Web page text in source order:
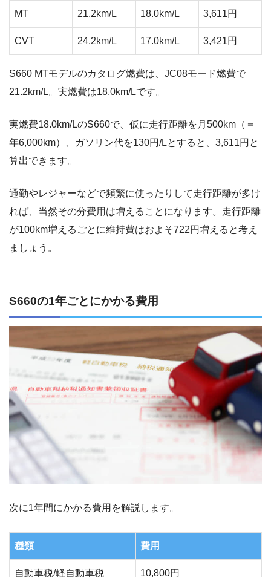
MT 21.2km/L 18.0km/L 3,611円
CVT 24.2km/L 17.0km/L 3,421円
S660 MTモデルのカタログ燃費は、JC08モード燃費で
21.2km/L。実燃費は18.0km/Lです。
実燃費18.0km/LのS660で、仮に走行距離を月500km（＝
年6,000km）、ガソリン代を130円/Lとすると、3,611円と
算出できます。
通勤やレジャーなどで頻繁に使ったりして走行距離が多け
れば、当然その分費用は増えることになります。走行距離
が100km増えるごとに維持費はおよそ722円増えると考え
ましょう。
S660の1年ごとにかかる費用
次に1年間にかかる費用を解説します。
種類 費用
自動車税/軽自動車税 10,800円